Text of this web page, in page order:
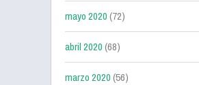
mayo 2020(72)
abril 2020(68)
marzo 2020(56)